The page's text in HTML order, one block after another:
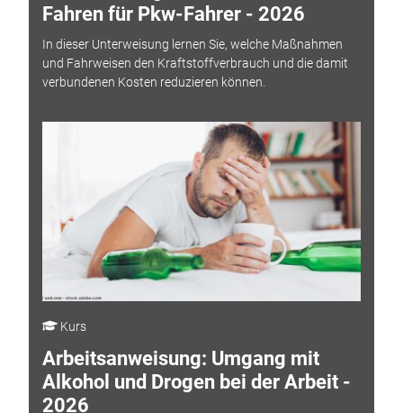
Fahren für Pkw-Fahrer - 2026
In dieser Unterweisung lernen Sie, welche Maßnahmen
und Fahrweisen den Kraftstoffverbrauch und die damit
verbundenen Kosten reduzieren können.
Kurs
Arbeitsanweisung: Umgang mit
Alkohol und Drogen bei der Arbeit -
2026